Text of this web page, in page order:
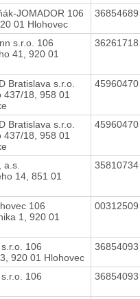
JOMADOR 106
01 Hlohovec
36854689
s.r.o. 106
41, 920 01
36261718
Bratislava s.r.o.
437/18, 958 01
45960470
Bratislava s.r.o.
437/18, 958 01
45960470
a.s.
14, 851 01
35810734
106
1, 920 01
00312509
106
920 01 Hlohovec
36854093
106 36854093